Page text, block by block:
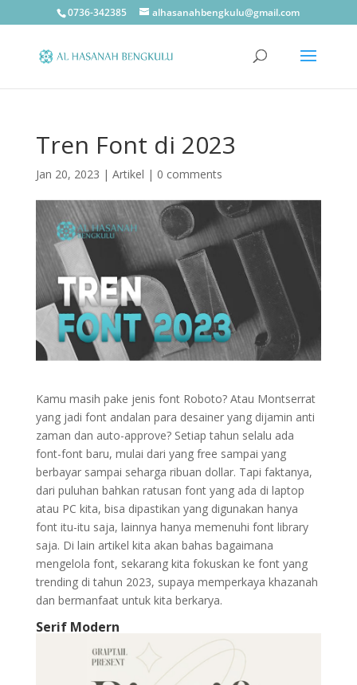
0736-342385 alhasanahbengkulu@gmail.com
Tren Font di 2023
Jan 20, 2023 | Artikel | 0 comments
Kamu masih pake jenis font Roboto? Atau Montserrat
yang jadi font andalan para desainer yang dijamin anti
zaman dan auto-approve? Setiap tahun selalu ada
font-font baru, mulai dari yang free sampai yang
berbayar sampai seharga ribuan dollar. Tapi faktanya,
dari puluhan bahkan ratusan font yang ada di laptop
atau PC kita, bisa dipastikan yang digunakan hanya
font itu-itu saja, lainnya hanya memenuhi font library
saja. Di lain artikel kita akan bahas bagaimana
mengelola font, sekarang kita fokuskan ke font yang
trending di tahun 2023, supaya memperkaya khazanah
dan bermanfaat untuk kita berkarya.
Serif Modern